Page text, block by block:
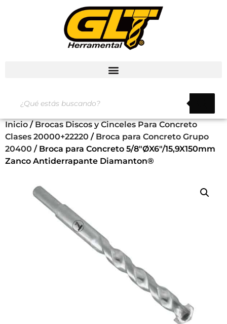
Inicio / Brocas Discos y Cinceles Para Concreto
Clases 20000+22220 / Broca para Concreto Grupo
20400 / Broca para Concreto 5/8″ØX6″/15,9X150mm
Zanco Antiderrapante Diamanton®